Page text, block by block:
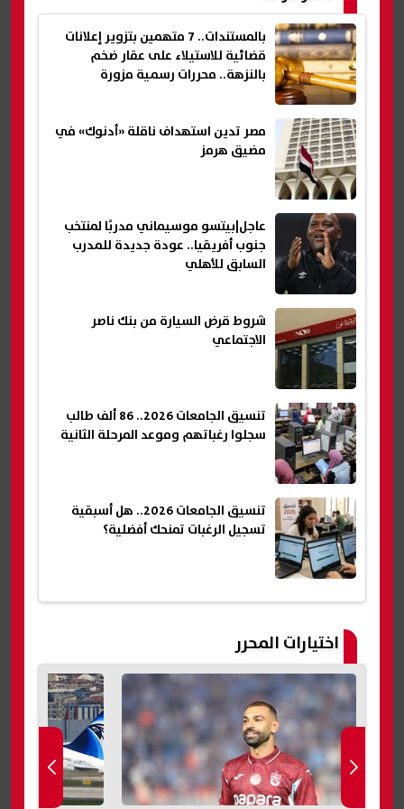
بالمستندات.. 7 متهمين بتزوير إعلانات
قضائية للاستيلاء على عقار ضخم
بالنزهة.. محررات رسمية مزورة
مصر تدين استهداف ناقلة «أدنوك» في
مضيق هرمز
عاجل|بيتسو موسيماني مدربًا لمنتخب
جنوب أفريقيا.. عودة جديدة للمدرب
السابق للأهلي
شروط قرض السيارة من بنك ناصر
الاجتماعي
تنسيق الجامعات 2026.. 86 ألف طالب
سجلوا رغباتهم وموعد المرحلة الثانية
تنسيق الجامعات 2026.. هل أسبقية
تسجيل الرغبات تمنحك أفضلية؟
اختيارات المحرر